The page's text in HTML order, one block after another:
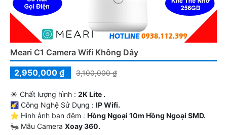
Meari C1 Camera Wifi Không Dây
2,950,000 ₫
3,100,000 ₫
☀️ Chất lượng hình : 2K Lite .
🌠 Công Nghệ Sử Dụng : IP Wifi.
⭐ Hình ảnh ban đêm : Hồng Ngoại 10m Hồng Ngoại SMD.
🐜 Mẫu Camera Xoay 360.